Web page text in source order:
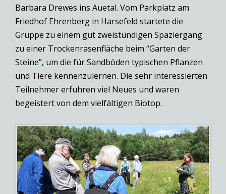
Barbara Drewes ins Auetal. Vom Parkplatz am
Friedhof Ehrenberg in Harsefeld startete die
Gruppe zu einem gut zweistündigen Spaziergang
zu einer Trockenrasenfläche beim “Garten der
Steine”, um die für Sandböden typischen Pflanzen
und Tiere kennenzulernen. Die sehr interessierten
Teilnehmer erfuhren viel Neues und waren
begeistert von dem vielfältigen Biotop.